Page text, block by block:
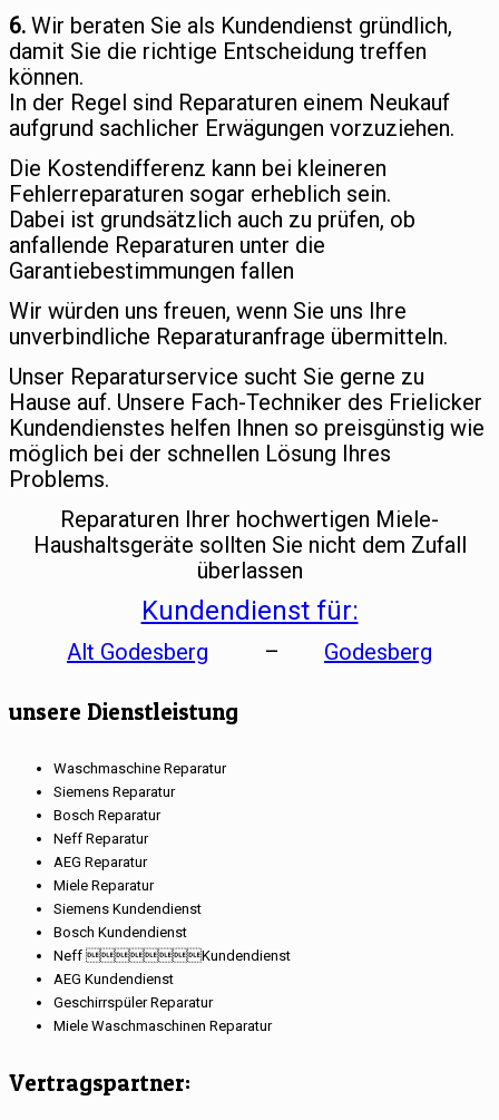
6. Wir beraten Sie als Kundendienst gründlich,
damit Sie die richtige Entscheidung treffen
können.
In der Regel sind Reparaturen einem Neukauf
aufgrund sachlicher Erwägungen vorzuziehen.
Die Kostendifferenz kann bei kleineren
Fehlerreparaturen sogar erheblich sein.
Dabei ist grundsätzlich auch zu prüfen, ob
anfallende Reparaturen unter die
Garantiebestimmungen fallen
Wir würden uns freuen, wenn Sie uns Ihre
unverbindliche Reparaturanfrage übermitteln.
Unser Reparaturservice sucht Sie gerne zu
Hause auf. Unsere Fach-Techniker des Frielicker
Kundendienstes helfen Ihnen so preisgünstig wie
möglich bei der schnellen Lösung Ihres
Problems.
Reparaturen Ihrer hochwertigen Miele-
Haushaltsgeräte sollten Sie nicht dem Zufall
überlassen
Kundendienst für:
Alt Godesberg – Godesberg
unsere Dienstleistung
Waschmaschine Reparatur
Siemens Reparatur
Bosch Reparatur
Neff Reparatur
AEG Reparatur
Miele Reparatur
Siemens Kundendienst
Bosch Kundendienst
Neff Kundendienst
AEG Kundendienst
Geschirrspüler Reparatur
Miele Waschmaschinen Reparatur
Vertragspartner: